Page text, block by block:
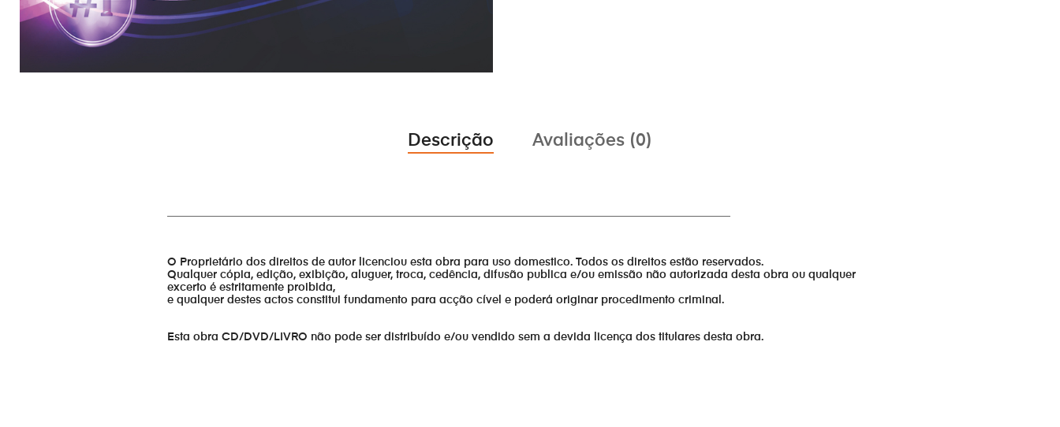
Descrição Avaliações (0)
O Proprietário dos direitos de autor licenciou esta obra para uso domestico. Todos os direitos estão reservados.
Qualquer cópia, edição, exibição, aluguer, troca, cedência, difusão publica e/ou emissão não autorizada desta obra ou qualquer
excerto é estritamente proibida,
e qualquer destes actos constitui fundamento para acção cível e poderá originar procedimento criminal.
Esta obra CD/DVD/LIVRO não pode ser distribuído e/ou vendido sem a devida licença dos titulares desta obra.